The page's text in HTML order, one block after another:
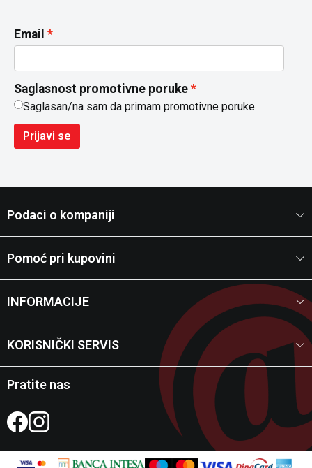
Email
Saglasnost promotivne poruke
Saglasan/na sam da primam promotivne poruke
Prijavi se
Podaci o kompaniji
Pomoć pri kupovini
INFORMACIJE
KORISNIČKI SERVIS
Pratite nas